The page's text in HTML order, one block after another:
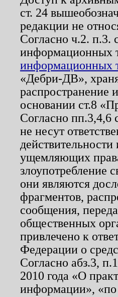
ст. 24
редакции не
Согласно ч.2. п.3.
информационных
информационных
«Дебри-ДВ»,
распространение
основании ст.8
Согласно
не несут
ущемляющих
злоупотребление
они являются
фрагментов,
сообщения,
общественных
привлечено к
Федерации о
Согласно абз.3,
2010 года «О
информации»,